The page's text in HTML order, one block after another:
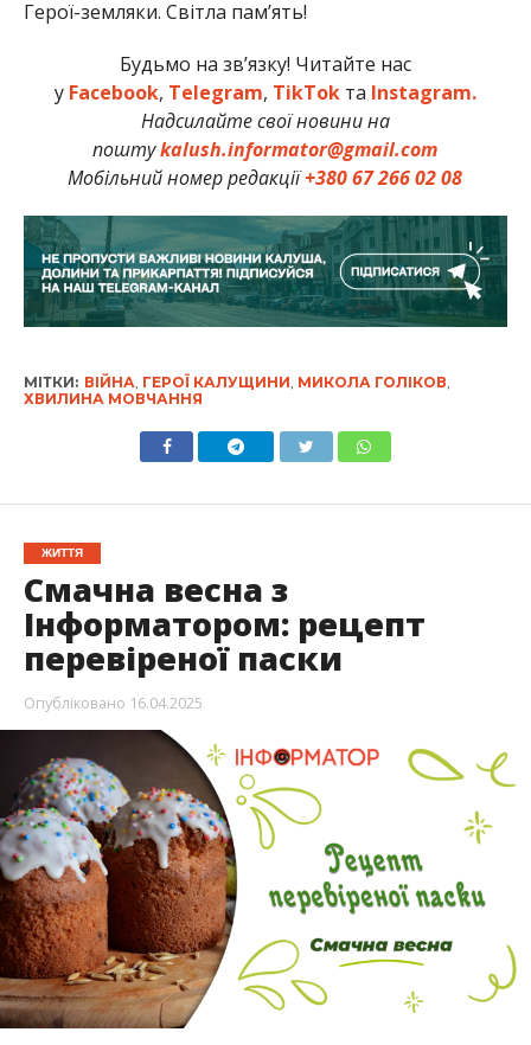
Герої-земляки. Світла пам’ять!
Будьмо на зв’язку! Читайте нас
у Facebook, Telegram, TikTokта Instagram.
Надсилайте свої новини на
поштуkalush.informator@gmail.com
Мобільний номер редакції+380 67 266 02 08
МІТКИ: ВІЙНА ГЕРОЇ КАЛУЩИНИ МИКОЛА ГОЛІКОВ
ХВИЛИНА МОВЧАННЯ
ЖИТТЯ
Смачна весна з
Інформатором: рецепт
перевіреної паски
Опубліковано 16.04.2025